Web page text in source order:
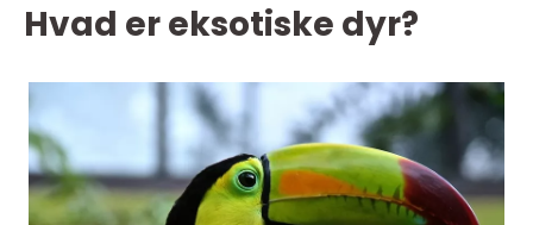
Hvad er eksotiske dyr?